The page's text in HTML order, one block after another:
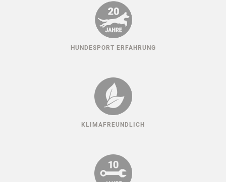
HUNDESPORT ERFAHRUNG
KLIMAFREUNDLICH